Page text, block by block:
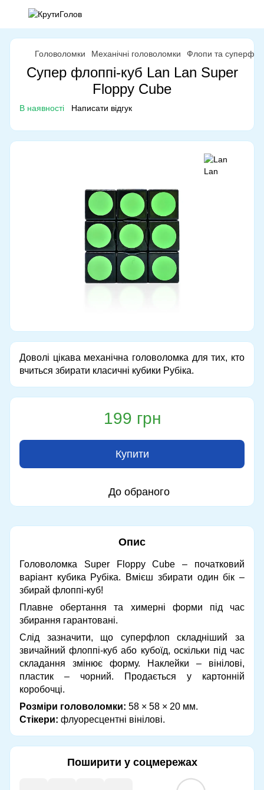
Головоломки Механічні головоломки Флопи та
Супер флоппі-куб Lan Lan Super
Floppy Cube
В наявності Написати відгук
Доволі цікава механічна головоломка для тих, кто
вчиться збирати класичні кубики Рубіка.
199 грн
Купити
До обраного
Опис
Головоломка Super Floppy Cube – початковий
варіант кубика Рубіка. Вмієш збирати один бік –
збирай флоппі-куб!
Плавне обертання та химерні форми під час
збирання гарантовані.
Слід зазначити, що суперфлоп складніший за
звичайний флоппі-куб або кубоїд, оскільки під час
складання змінює форму. Наклейки – вінілові,
пластик – чорний. Продається у картонній
коробочці.
Розміри головоломки: 58 × 58 × 20 мм.
Стікери: флуоресцентні вінілові.
Поширити у соцмережах